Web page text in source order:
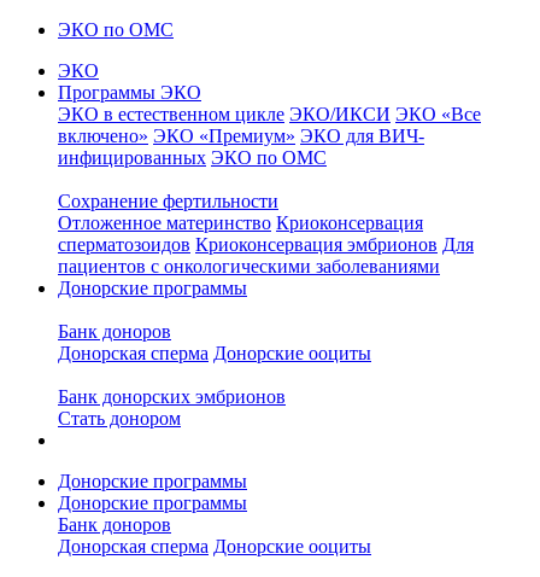
ЭКО по ОМС
ЭКО
Программы ЭКО
ЭКО в естественном цикле ЭКО/ИКСИ ЭКО «Все
включено» ЭКО «Премиум» ЭКО для ВИЧ-
инфицированных ЭКО по ОМС
Сохранение фертильности
Отложенное материнство Криоконсервация
сперматозоидов Криоконсервация эмбрионов Для
пациентов с онкологическими заболеваниями
Донорские программы
Банк доноров
Донорская сперма Донорские ооциты
Банк донорских эмбрионов
Стать донором
Донорские программы
Донорские программы
Банк доноров
Донорская сперма Донорские ооциты